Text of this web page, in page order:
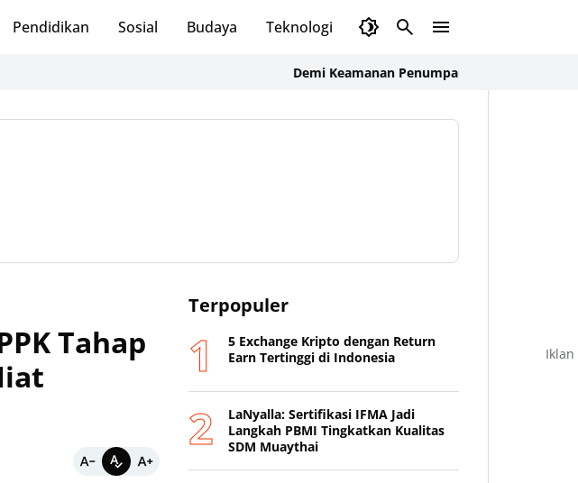
Pendidikan Sosial Budaya Teknologi Olahraga
Demi Keamanan Penumpang, ASDP Terapkan
Tahap
Terpopuler
5 Exchange Kripto dengan Return
Earn Tertinggi di Indonesia
LaNyalla: Sertifikasi IFMA Jadi
Langkah PBMI Tingkatkan Kualitas
SDM Muaythai
Iklan